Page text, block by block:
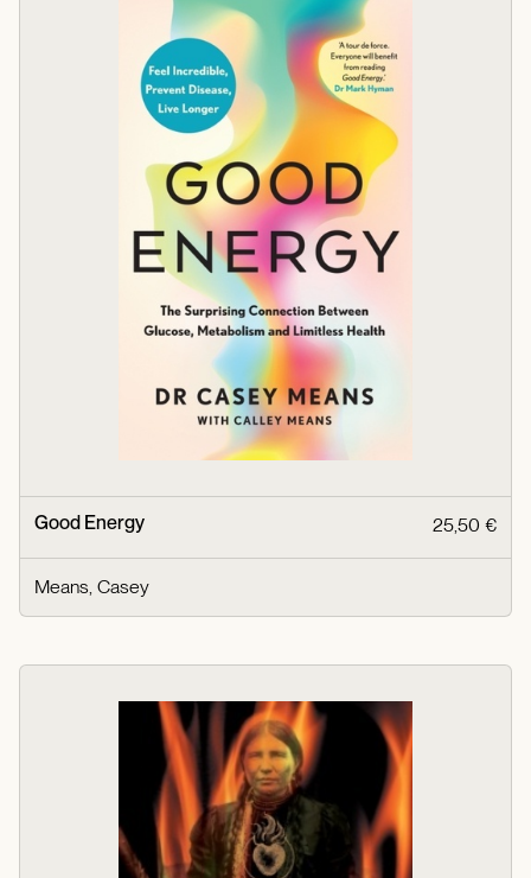
Good Energy 25,50 €
Means, Casey